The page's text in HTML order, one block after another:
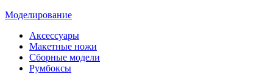
Моделирование
Аксессуары
Макетные ножи
Сборные модели
Румбоксы